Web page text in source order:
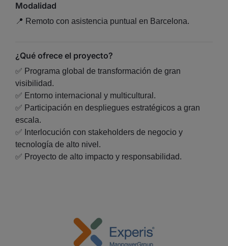
Modalidad
📍 Remoto con asistencia puntual en Barcelona.
¿Qué ofrece el proyecto?
✅ Programa global de transformación de gran
visibilidad.
✅ Entorno internacional y multicultural.
✅ Participación en despliegues estratégicos a gran
escala.
✅ Interlocución con stakeholders de negocio y
tecnología de alto nivel.
✅ Proyecto de alto impacto y responsabilidad.